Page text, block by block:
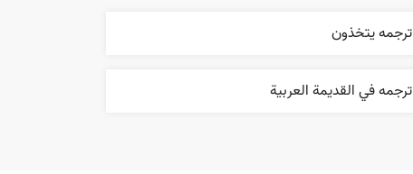
ترجمه يتخذون
ترجمه في القديمة العربية